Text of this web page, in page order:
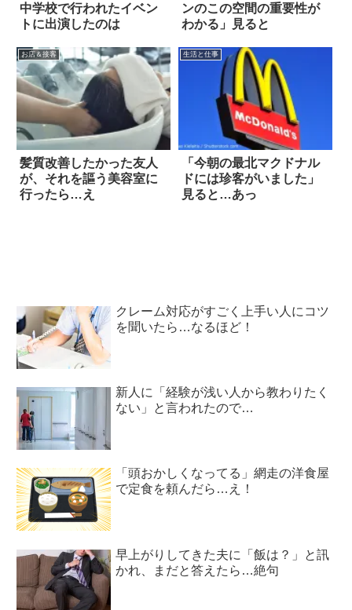
中学校で行われたイベン
トに出演したのは
ンのこの空間の重要性が
わかる」見ると
お店＆接客
髪質改善したかった友人
が、それを謳う美容室に
行ったら…え
生活と仕事
「今朝の最北マクドナル
ドには珍客がいました」
見ると…あっ
クレーム対応がすごく上手い人にコツ
を聞いたら…なるほど！
新人に「経験が浅い人から教わりたく
ない」と言われたので…
「頭おかしくなってる」網走の洋食屋
で定食を頼んだら…え！
早上がりしてきた夫に「飯は？」と訊
かれ、まだと答えたら…絶句